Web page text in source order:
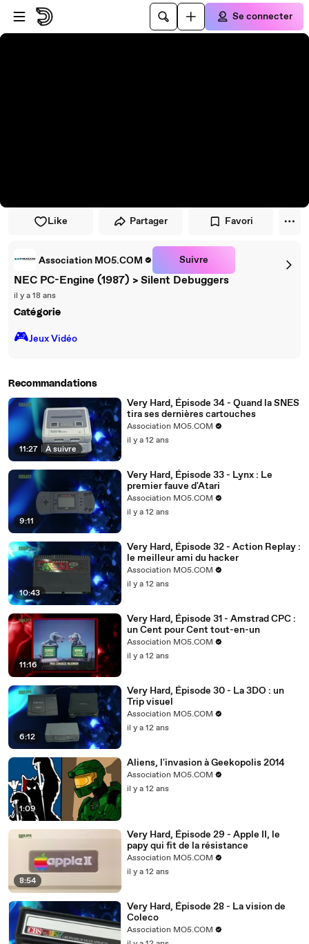
Passer au player
Passer au contenu principal
Se connecter
Like Partager Favori
Association MO5.COM Suivre
NEC PC-Engine (1987) > Silent Debuggers
il y a 18 ans
Catégorie
🎮️Jeux Vidéo
Recommandations
11:27 À suivre
Very Hard, Épisode 34 - Quand la SNES
tira ses dernières cartouches
Association MO5.COM
il y a 12 ans
9:11
Very Hard, Épisode 33 - Lynx : Le
premier fauve d'Atari
Association MO5.COM
il y a 12 ans
10:43
Very Hard, Épisode 32 - Action Replay :
le meilleur ami du hacker
Association MO5.COM
il y a 12 ans
11:16
Very Hard, Épisode 31 - Amstrad CPC :
un Cent pour Cent tout-en-un
Association MO5.COM
il y a 12 ans
6:12
Very Hard, Épisode 30 - La 3DO : un
Trip visuel
Association MO5.COM
il y a 12 ans
1:09
Aliens, l'invasion à Geekopolis 2014
Association MO5.COM
il y a 12 ans
8:54
Very Hard, Épisode 29 - Apple II, le
papy qui fit de la résistance
Association MO5.COM
il y a 12 ans
Very Hard, Épisode 28 - La vision de
Coleco
Association MO5.COM